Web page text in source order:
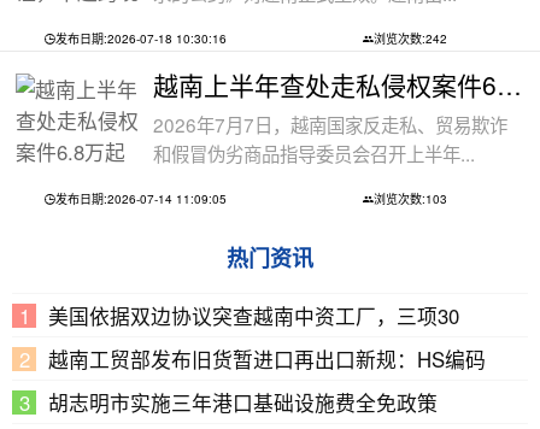
发布日期:2026-07-18 10:30:16 浏览次数:242
越南上半年查处走私侵权案件6.8万起
2026年7月7日，越南国家反走私、贸易欺诈
和假冒伪劣商品指导委员会召开上半年...
发布日期:2026-07-14 11:09:05 浏览次数:103
热门资讯
美国依据双边协议突查越南中资工厂，三项30
越南工贸部发布旧货暂进口再出口新规：HS编码
胡志明市实施三年港口基础设施费全免政策